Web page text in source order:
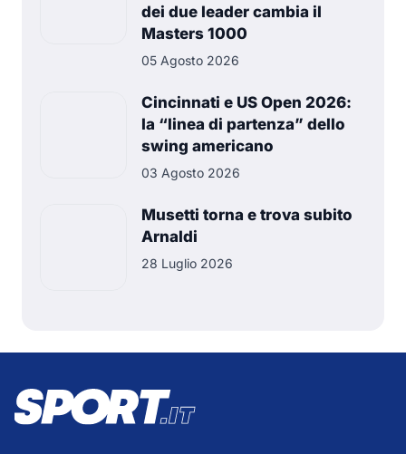
dei due leader cambia il
Masters 1000
05 Agosto 2026
Cincinnati e US Open 2026:
la “linea di partenza” dello
swing americano
03 Agosto 2026
Musetti torna e trova subito
Arnaldi
28 Luglio 2026